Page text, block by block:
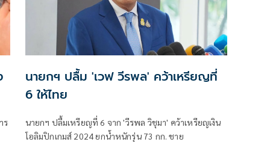
ร
นายกฯ ปลื้ม 'เวฟ วีรพล' คว้าเหรียญที่
6 ให้ไทย
นายกฯ ปลื้มเหรียญที่ 6 จาก 'วีรพล วิชุมา' คว้าเหรียญเงิน
โอลิมปิกเกมส์ 2024 ยกน้ำหนักรุ่น 73 กก. ชาย